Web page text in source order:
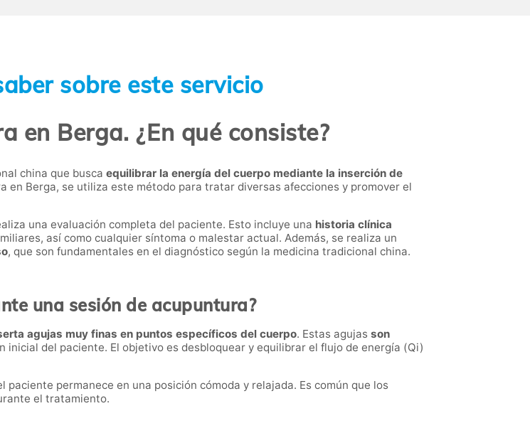
sobre este servicio
en Berga. ¿En qué consiste?
china que busca equilibrar la energía del cuerpo mediante la inserción de
en Berga, se utiliza este método para tratar diversas afecciones y promover el
una evaluación completa del paciente. Esto incluye una historia clínica
así como cualquier síntoma o malestar actual. Además, se realiza un
, que son fundamentales en el diagnóstico según la medicina tradicional china.
una sesión de acupuntura?
agujas muy finas en puntos específicos del cuerpo. Estas agujas son
inicial del paciente. El objetivo es desbloquear y equilibrar el flujo de energía (Qi)
permanece en una posición cómoda y relajada. Es común que los
el tratamiento.